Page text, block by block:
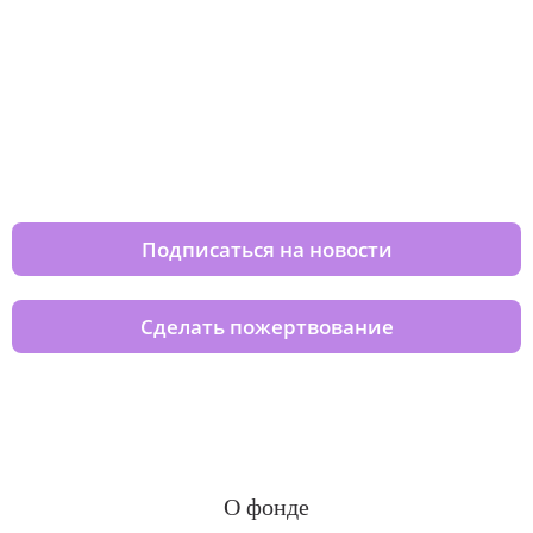
Подписаться на новости
Сделать пожертвование
О фонде